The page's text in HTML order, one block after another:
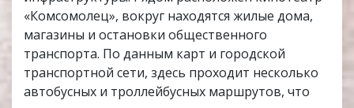
«Комсомолец», вокруг находятся жилые дома,
магазины и остановки общественного
транспорта. По данным карт и городской
транспортной сети, здесь проходит несколько
автобусных и троллейбусных маршрутов, что